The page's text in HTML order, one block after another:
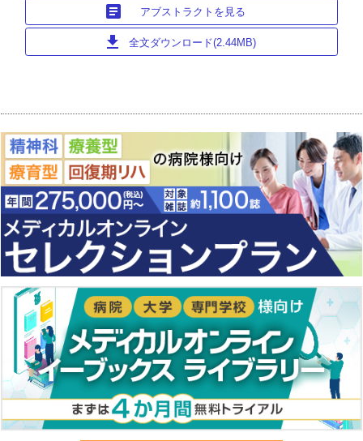
article アブストラクトを見る
download 全文ダウンロード(2.44MB)